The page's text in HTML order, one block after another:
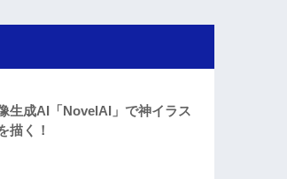
生成AI「NovelAI」で神イラス
描く！